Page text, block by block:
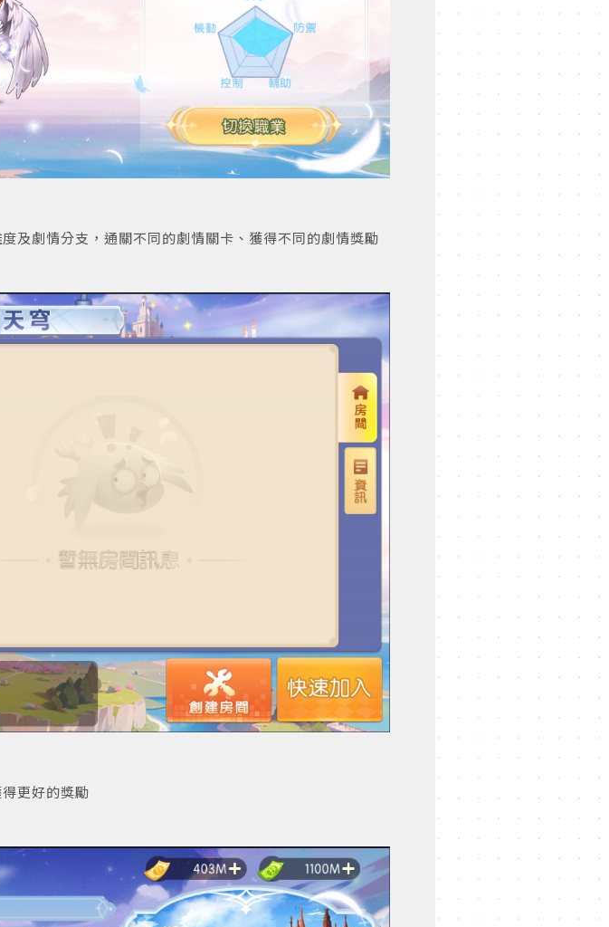
及劇情分支，通關不同的劇情關卡、獲得不同的劇情獎勵
更好的獎勵